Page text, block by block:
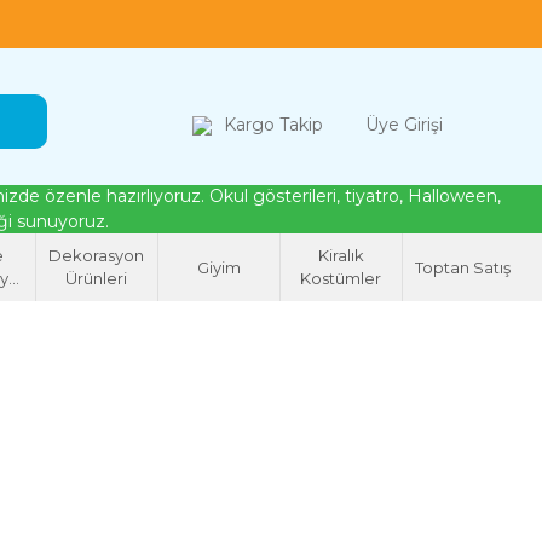
Kargo Takip Üye Girişi
özenle hazırlıyoruz. Okul gösterileri, tiyatro, Halloween,
sunuyoruz.
Dekorasyon
Ürünleri
Giyim
Kiralık
Kostümler
Toptan Satış